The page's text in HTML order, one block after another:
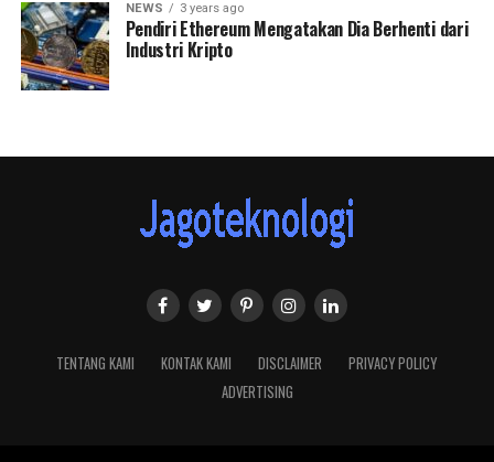
NEWS 3 years ago
Pendiri Ethereum Mengatakan Dia Berhenti dari
Industri Kripto
TENTANG KAMI KONTAK KAMI DISCLAIMER
PRIVACY POLICY
ADVERTISING